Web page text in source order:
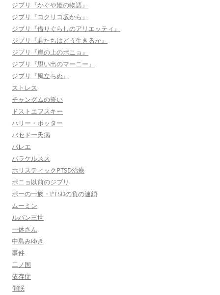
ジブリ『かぐや姫の物語』
ジブリ『コクリコ坂から』
ジブリ『借りぐらしのアリエッティ』
ジブリ『君たちはどう生きるか』
ジブリ『崖の上のポニョ』
ジブリ『思い出のマーニー』
ジブリ『風立ちぬ』
ストレス
チャングムの誓い
ドストエフスキー
ハリー・ポッター
バセドー氏病
バレエ
パラケルスス
ホリスティックPTSD治療
ポニョ以前のジブリ
ポーの一族・PTSDの負の連鎖
ムーミン
ルパン三世
一休さん
中島みゆき
事件
二ノ国
依存症
催眠